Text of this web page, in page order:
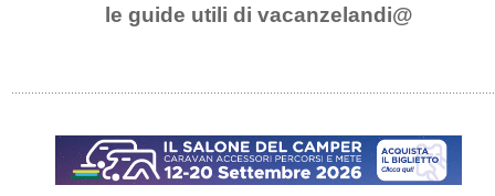
le guide utili di vacanzelandi@